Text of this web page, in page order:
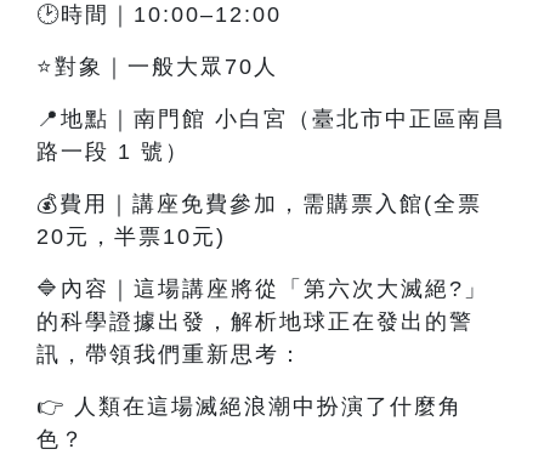
🕑時間｜10:00–12:00
⭐對象｜一般大眾70人
📍地點｜南門館 小白宮（臺北市中正區南昌
路一段 1 號）
💰費用｜講座免費參加，需購票入館(全票
20元，半票10元)
🔷內容 ｜這場講座將從「第六次大滅絕?」
的科學證據出發，解析地球正在發出的警
訊，帶領我們重新思考：
👉 人類在這場滅絕浪潮中扮演了什麼角
色？